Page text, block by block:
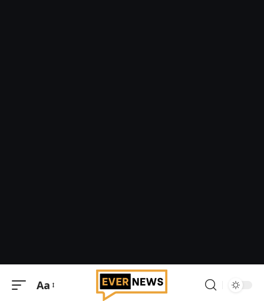
Μεγέθυνση
Aa